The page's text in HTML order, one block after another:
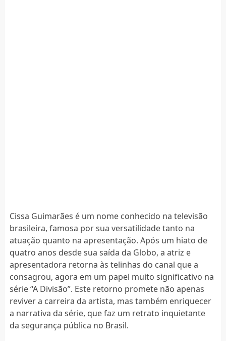
Cissa Guimarães é um nome conhecido na televisão
brasileira, famosa por sua versatilidade tanto na
atuação quanto na apresentação. Após um hiato de
quatro anos desde sua saída da Globo, a atriz e
apresentadora retorna às telinhas do canal que a
consagrou, agora em um papel muito significativo na
série “A Divisão”. Este retorno promete não apenas
reviver a carreira da artista, mas também enriquecer
a narrativa da série, que faz um retrato inquietante
da segurança pública no Brasil.